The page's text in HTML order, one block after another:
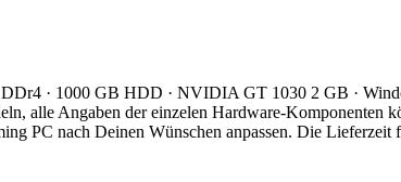
· 1000 GB HDD · NVIDIA GT 1030 2 GB ·
alle Angaben der einzelen Hardware-Komponenten
PC nach Deinen Wünschen anpassen. Die